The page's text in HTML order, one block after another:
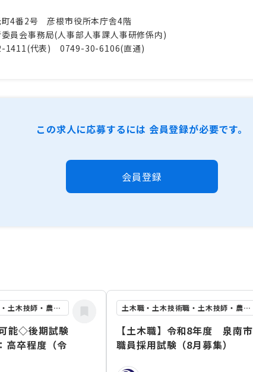
町4番2号 彦根市役所本庁舎4階
員会事務局(⼈事部⼈事課⼈事研修係内)
1411(代表) 0749-30-6106(直通)
この求人に応募するには 会員登録が必要です。
会員登録
土木職・土木技術職・土木技師・農業土木職
能◇後期試験
高卒程度（令
土木職・土木技術職・土木技師・農業土木職
【土木職】令和8年度 泉南市
職員採用試験（8月募集）